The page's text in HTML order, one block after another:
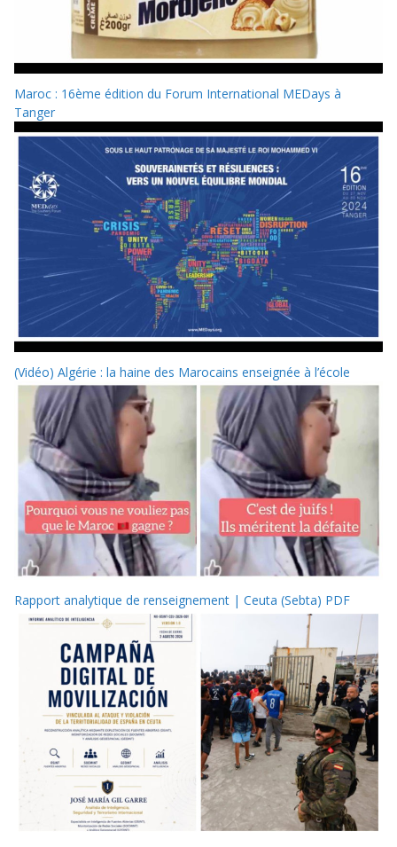
Maroc : 16ème édition du Forum International MEDays à
Tanger
(Vidéo) Algérie : la haine des Marocains enseignée à l’école
Rapport analytique de renseignement | Ceuta (Sebta) PDF